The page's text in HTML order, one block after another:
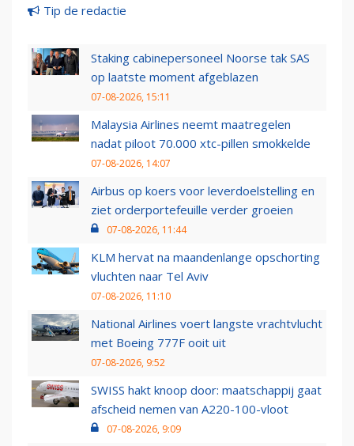
Tip de redactie
Staking cabinepersoneel Noorse tak SAS
op laatste moment afgeblazen
07-08-2026, 15:11
Malaysia Airlines neemt maatregelen
nadat piloot 70.000 xtc-pillen smokkelde
07-08-2026, 14:07
Airbus op koers voor leverdoelstelling en
ziet orderportefeuille verder groeien
07-08-2026, 11:44
KLM hervat na maandenlange opschorting
vluchten naar Tel Aviv
07-08-2026, 11:10
National Airlines voert langste vrachtvlucht
met Boeing 777F ooit uit
07-08-2026, 9:52
SWISS hakt knoop door: maatschappij gaat
afscheid nemen van A220-100-vloot
07-08-2026, 9:09